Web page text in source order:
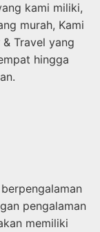
kami miliki,
murah, Kami
Travel yang
hingga
pengalaman
memiliki